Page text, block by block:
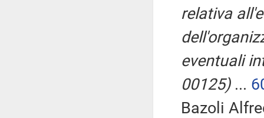
relativa
eventuali
00125)...
Bazoli